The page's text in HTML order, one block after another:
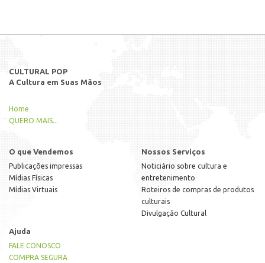
CULTURAL POP
A Cultura em Suas Mãos
Home
QUERO MAIS...
O que Vendemos
Publicações impressas
Mídias Físicas
Mídias Virtuais
Nossos Serviços
Noticiário sobre cultura e
entretenimento
Roteiros de compras de produtos
culturais
Divulgação Cultural
Ajuda
FALE CONOSCO
COMPRA SEGURA